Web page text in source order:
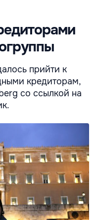
прийти к
кредиторам,
со ссылкой на